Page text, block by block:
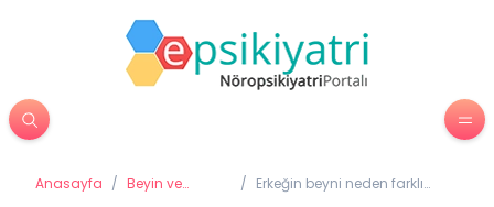
Anasayfa / Beyin ve
/ Erkeğin beyni neden farklı